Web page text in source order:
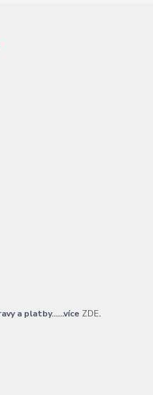
a platby......více ZDE.